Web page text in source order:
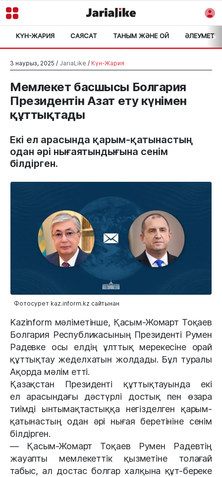
КҮН-ЖАРИЯ САЯСАТ ТАНЫМ ЖӘНЕ ОЙ ӘЛЕУМЕТ>
3 наурыз, 2025 / JariaLike / Күн-Жария
Мемлекет басшысы Болгария
Президентін Азат ету күнімен
құттықтады
Екі ел арасында қарым-қатынастың
одан әрі нығаятындығына сенім
білдірген.
Фотосурет kaz.inform.kz сайтынан
Kazinform мәліметінше, Қасым-Жомарт Тоқаев
Болгария Республикасының Президенті Румен
Радевке осы елдің ұлттық мерекесіне орай
құттықтау жеделхатын жолдады. Бұл туралы
Ақорда мәлім етті.
Қазақстан Президенті құттықтауында екі
ел арасындағы дәстүрлі достық пен өзара
тиімді ынтымақтастыққа негізделген қарым-
қатынастың одан әрі нығая беретініне сенім
білдірген.
— Қасым-Жомарт Тоқаев Румен Радевтің
жауапты мемлекеттік қызметіне толағай
табыс, ал достас болгар халқына құт-береке